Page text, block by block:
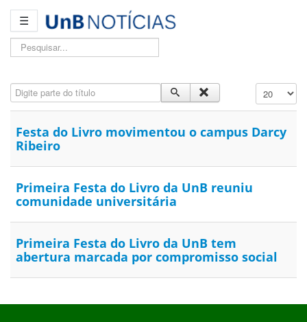
☰
Pesquisar...
Digite parte do título Exibir #
Festa do Livro movimentou o campus Darcy
Ribeiro
Primeira Festa do Livro da UnB reuniu
comunidade universitária
Primeira Festa do Livro da UnB tem
abertura marcada por compromisso social